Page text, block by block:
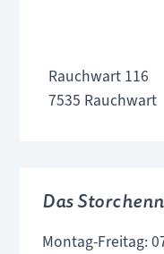
Rauchwart 116
7535 Rauchwart
Das
Montag-Freitag: